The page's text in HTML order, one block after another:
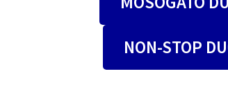
NON-STOP